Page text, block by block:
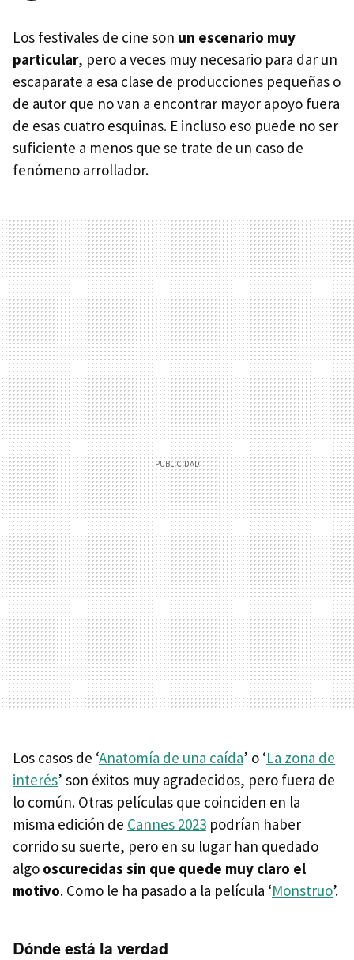
Los festivales de cine son un escenario muy
particular, pero a veces muy necesario para dar un
escaparate a esa clase de producciones pequeñas o
de autor que no van a encontrar mayor apoyo fuera
de esas cuatro esquinas. E incluso eso puede no ser
suficiente a menos que se trate de un caso de
fenómeno arrollador.
Los casos de ‘Anatomía de una caída’ o ‘La zona de
interés’ son éxitos muy agradecidos, pero fuera de
lo común. Otras películas que coinciden en la
misma edición de Cannes 2023 podrían haber
corrido su suerte, pero en su lugar han quedado
algo oscurecidas sin que quede muy claro el
motivo. Como le ha pasado a la película ‘Monstruo’.
Dónde está la verdad